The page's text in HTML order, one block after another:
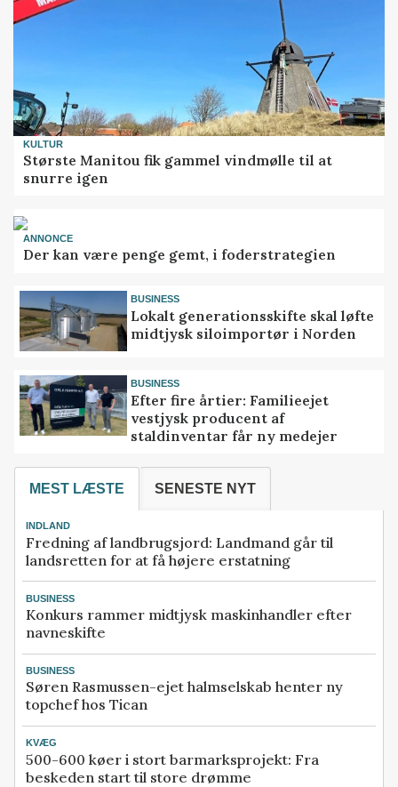
KULTUR
Største Manitou fik gammel vindmølle til at
snurre igen
ANNONCE
Der kan være penge gemt, i foderstrategien
BUSINESS
Lokalt generationsskifte skal løfte
midtjysk siloimportør i Norden
BUSINESS
Efter fire årtier: Familieejet
vestjysk producent af
staldinventar får ny medejer
MEST LÆSTE SENESTE NYT
INDLAND
Fredning af landbrugsjord: Landmand går til
landsretten for at få højere erstatning
BUSINESS
Konkurs rammer midtjysk maskinhandler efter
navneskifte
BUSINESS
Søren Rasmussen-ejet halmselskab henter ny
topchef hos Tican
KVÆG
500-600 køer i stort barmarksprojekt: Fra
beskeden start til store drømme